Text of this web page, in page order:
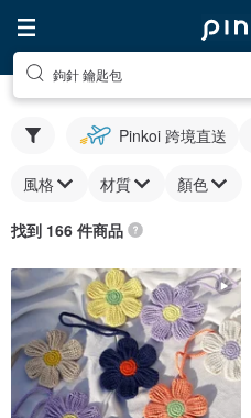
鉤針 鑰匙包
Pinkoi 跨境直送
風格 材質 顏色
找到 166 件商品